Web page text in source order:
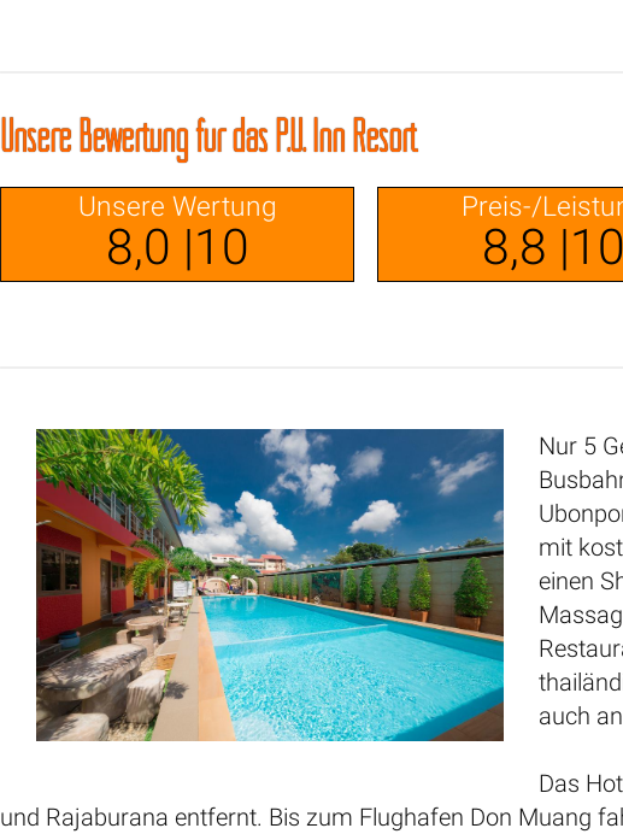
Unsere Bewertung für das P.U. Inn Resort
Unsere Wertung
8,0 |10
Preis-/
8,8 |10
Nur 5
mit
einen
auch
Das
und Rajaburana entfernt. Bis zum Flughafen Don Muang